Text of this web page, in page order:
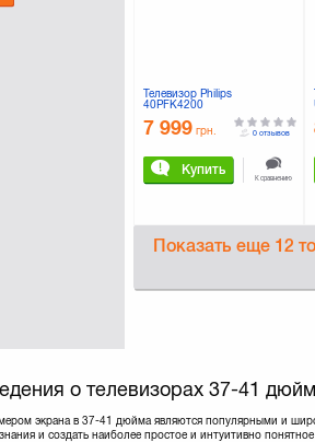
Телевизор Philips
40PFK4200
7 999 грн.
Купить
0 отзывов
К сравнению
Показать еще 12
о телевизорах 37-41
экрана в 37-41 дюйма являются популярными и
и создать наиболее простое и интуитивно